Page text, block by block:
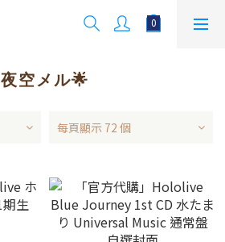
夜空メル🌟
每頁顯示 72 個